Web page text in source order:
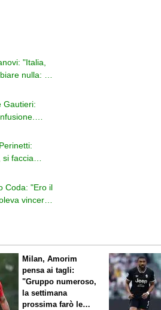
"Italia,
nulla: se
era ok.
Gautieri:
le
si faccia
Coda: "Ero il
vincere,
Milan, Amorim
pensa ai tagli:
"Gruppo numeroso,
la settimana
prossima farò le